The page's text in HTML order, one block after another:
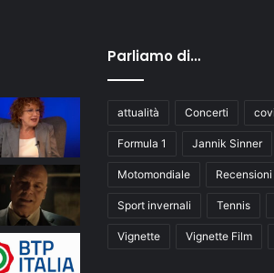
Parliamo di…
attualità Concerti
Formula 1 Jannik Sinner
Motomondiale
Sport invernali Tennis
Vignette Vignette Film